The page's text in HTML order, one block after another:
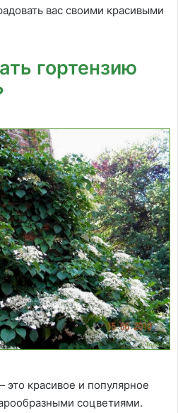
вас своими красивыми
гортензию
красивое и популярное
соцветиями.